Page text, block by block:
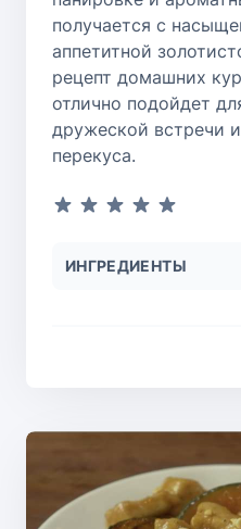
получается с
аппетитной
рецепт домашних
отлично подойдет
дружеской встречи
перекуса.
ИНГРЕДИЕНТЫ